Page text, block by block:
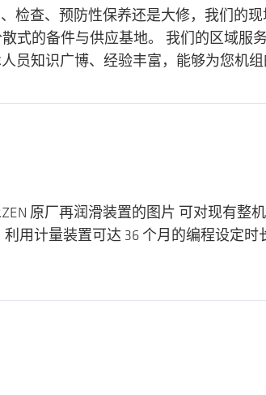
检查、预防性保养还是大修，我们的现
式的备件与供应基地。 我们的区域服
员知识广博、经验丰富，能够为您机
原厂再润滑装置的图片 可对现有整
用计量装置可达 36 个月的编程设定